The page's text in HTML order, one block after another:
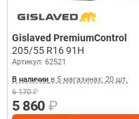
Gislaved PremiumControl
205/55 R16 91H
Артикул: 62521
В наличии в 5 магазинах: 20 шт.
6 170₽
5 860 ₽